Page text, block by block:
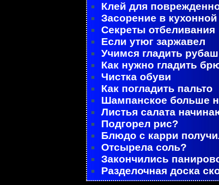
Клей для
Засорение в
Секреты отбеливания
Если утюг заржавел
Учимся гладить
Как нужно гладить
Чистка обуви
Как погладить пальто
Шампанское больше
Листья салата
Подгорел рис?
Блюдо с карри
Отсырела соль?
Закончились
Разделочная доска